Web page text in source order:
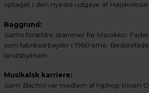
optaget i den nyeste udgave af
Baggrund:
Isams forældre stammer fra Marokko.
som fabriksarbejder i 1960’erne.
landsbyimam.
Musikalsk karriere:
Isam Bachirivar medlem af hiphop trioen